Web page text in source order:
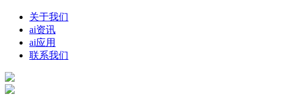
关于我们
ai资讯
ai应用
联系我们